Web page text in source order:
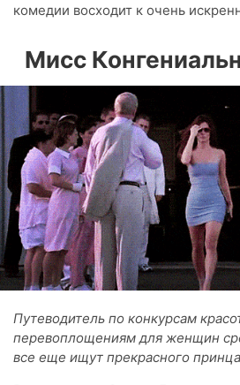
комедии восходит к очень
Мисс
Путеводитель по конкурсам
перевоплощениям для женщин
все еще ищут прекрасного